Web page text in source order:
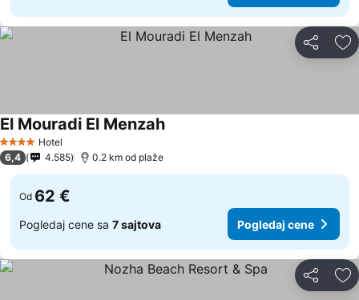
Deli
4 ZvezdiceHotel
El Mouradi El Menzah
6,4 4.585 0.2 km od plaže
Od 62 €
Pogledaj cene sa 7 sajtova Pogledaj cene
Deli